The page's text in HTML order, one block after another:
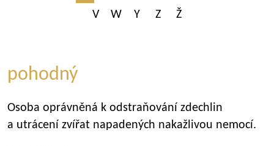
V
W Y Z Ž
pohodný
Osoba oprávněná k odstraňování zdechlin
a utrácení zvířat napadených nakažlivou nemocí.